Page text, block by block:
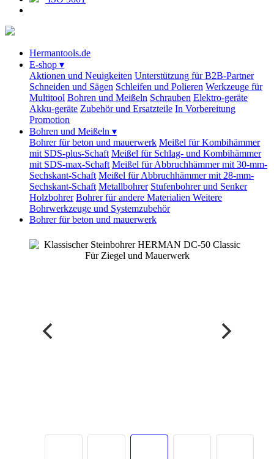
Hermantools.de
E-shop ▾
Aktionen und Neuigkeiten Unterstützung für B2B-Partner
Schneiden und Sägen Schleifen und Polieren Werkzeuge für
Multitool Bohren und Meißeln Schrauben Elektro-geräte
Akku-geräte Zubehör und Ersatzteile In Vorbereitung
Promotion
Bohren und Meißeln ▾
Bohrer für beton und mauerwerk Meißel für Kombihämmer
mit SDS-plus-Schaft Meißel für Schlag- und Kombihämmer
mit SDS-max-Schaft Meißel für Abbruchhämmer mit 30-mm-
Sechskant-Schaft Meißel für Abbruchhämmer mit 28-mm-
Sechskant-Schaft Metallbohrer Stufenbohrer und Senker
Holzbohrer Bohrer für andere Materialien Weitere
Bohrwerkzeuge und Systemzubehör
Bohrer für beton und mauerwerk